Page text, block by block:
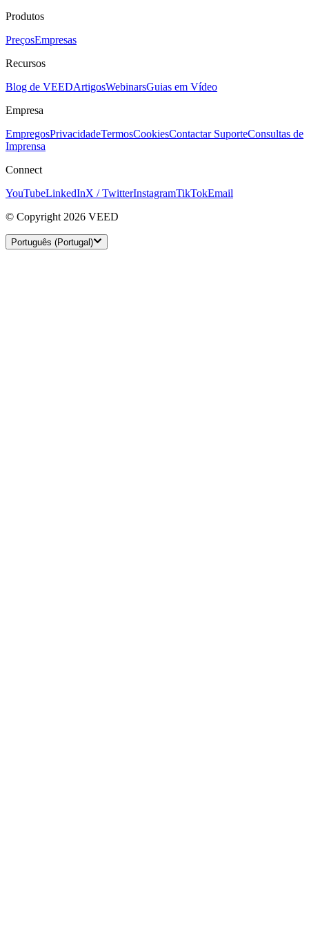
Produtos
PreçosEmpresas
Recursos
Blog de VEEDArtigosWebinarsGuias em Vídeo
Empresa
EmpregosPrivacidadeTermosCookiesContactar SuporteConsultas de
Imprensa
Connect
YouTubeLinkedInX / TwitterInstagramTikTokEmail
© Copyright 2026 VEED
Português (Portugal)